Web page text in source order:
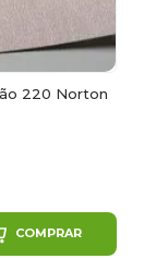
220 Norton
COMPRAR